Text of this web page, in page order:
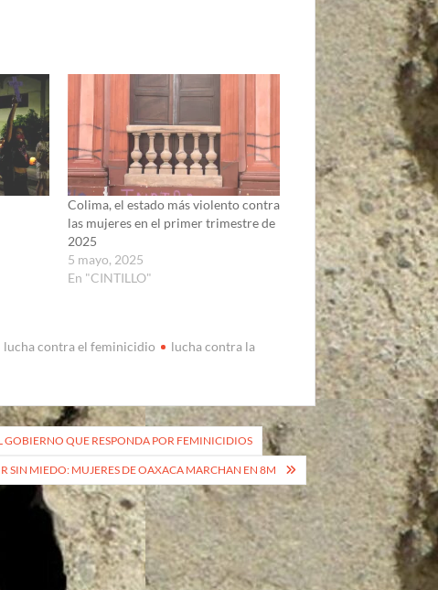
Colima, el estado más violento contra
las mujeres en el primer trimestre de
2025
5 mayo, 2025
En "CINTILLO"
lucha contra el feminicidio
lucha contra la
GOBIERNO QUE RESPONDA POR FEMINICIDIOS
SIN MIEDO: MUJERES DE OAXACA MARCHAN EN 8M